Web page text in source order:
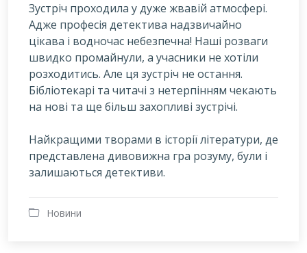
Зустріч проходила у дуже жвавій атмосфері.
Адже професія детектива надзвичайно
цікава і водночас небезпечна! Наші розваги
швидко промайнули, а учасники не хотіли
розходитись. Але ця зустріч не остання.
Бібліотекарі та читачі з нетерпінням чекають
на нові та ще більш захопливі зустрічі.
Найкращими творами в історії літератури, де
представлена дивовижна гра розуму, були і
залишаються детективи.
Новини